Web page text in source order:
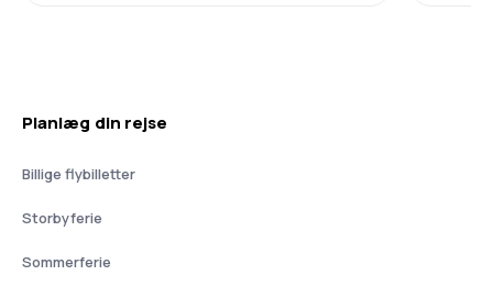
Planlæg din rejse
Billige flybilletter
Storbyferie
Sommerferie